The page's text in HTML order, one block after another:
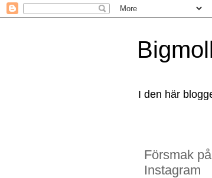
I den här
Försmak
Instagram